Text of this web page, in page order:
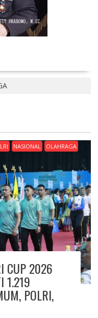
NASIONAL OLAHRAGA
CUP 2026
1.219
POLRI,